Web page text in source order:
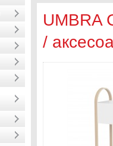
UMBRA
/